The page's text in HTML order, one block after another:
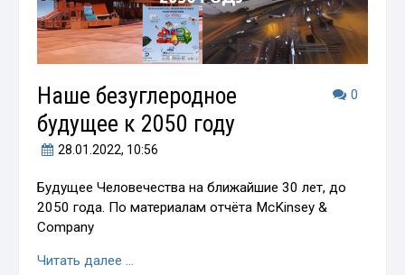
0
Наше безуглеродное
будущее к 2050 году
28.01.2022, 10:56
Будущее Человечества на ближайшие 30 лет, до
2050 года. По материалам отчёта McKinsey &
Company
Читать далее …